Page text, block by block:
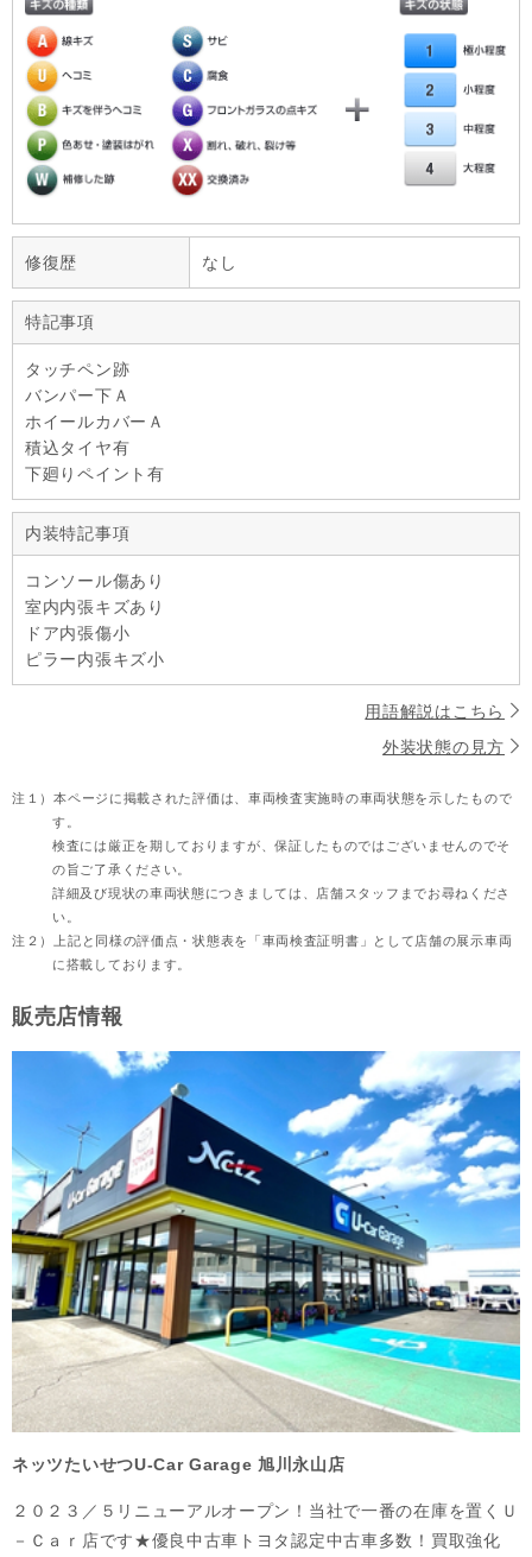
修復歴 なし
特記事項
タッチペン跡
バンパー下Ａ
ホイールカバーＡ
積込タイヤ有
下廻りペイント有
内装特記事項
コンソール傷あり
室内内張キズあり
ドア内張傷小
ピラー内張キズ小
用語解説はこちら
外装状態の見方
注１）本ページに掲載された評価は、車両検査実施時の車両状態を示したもので
す。
検査には厳正を期しておりますが、保証したものではございませんのでそ
の旨ご了承ください。
詳細及び現状の車両状態につきましては、店舗スタッフまでお尋ねくださ
い。
注２）
上記と同様の評価点・状態表を「車両検査証明書」として店舗の展示車両
に搭載しております。
販売店情報
ネッツたいせつU-Car Garage 旭川永山店
２０２３／５リニューアルオープン！当社で一番の在庫を置くＵ
－Ｃａｒ店です★優良中古車トヨタ認定中古車多数！買取強化